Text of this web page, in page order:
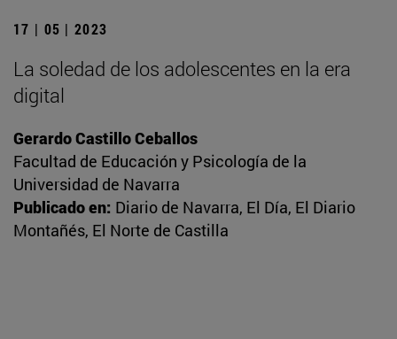
17 | 05 | 2023
La soledad de los adolescentes en la era
digital
Gerardo Castillo Ceballos
Facultad de Educación y Psicología de la
Universidad de Navarra
Publicado en: Diario de Navarra, El Día, El Diario
Montañés, El Norte de Castilla